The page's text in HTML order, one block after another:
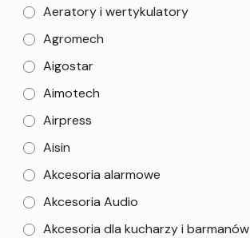
Aeratory i wertykulatory
Agromech
Aigostar
Aimotech
Airpress
Aisin
Akcesoria alarmowe
Akcesoria Audio
Akcesoria dla kucharzy i barmanów